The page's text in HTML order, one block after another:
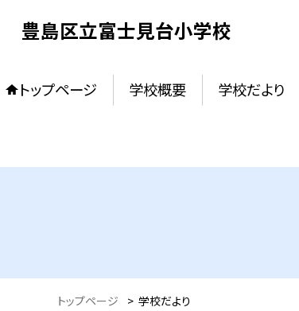
豊島区立富士見台小学校
トップページ 学校概要 学校だより
トップページ > 学校だより